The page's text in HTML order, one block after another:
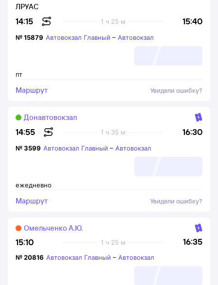
14:15 15:40
1 ч 25 м
ЛРУАС
пт
№15879 Автовокзал Главный – Автовокзал
Маршрут Увидели ошибку?
14:55 16:30
1 ч 35 м
Донавтовокзал
ежедневно
№3599 Автовокзал Главный – Автовокзал
Маршрут Увидели ошибку?
15:10 16:35
1 ч 25 м
Омельченко А.Ю.
№20816 Автовокзал Главный – Автовокзал